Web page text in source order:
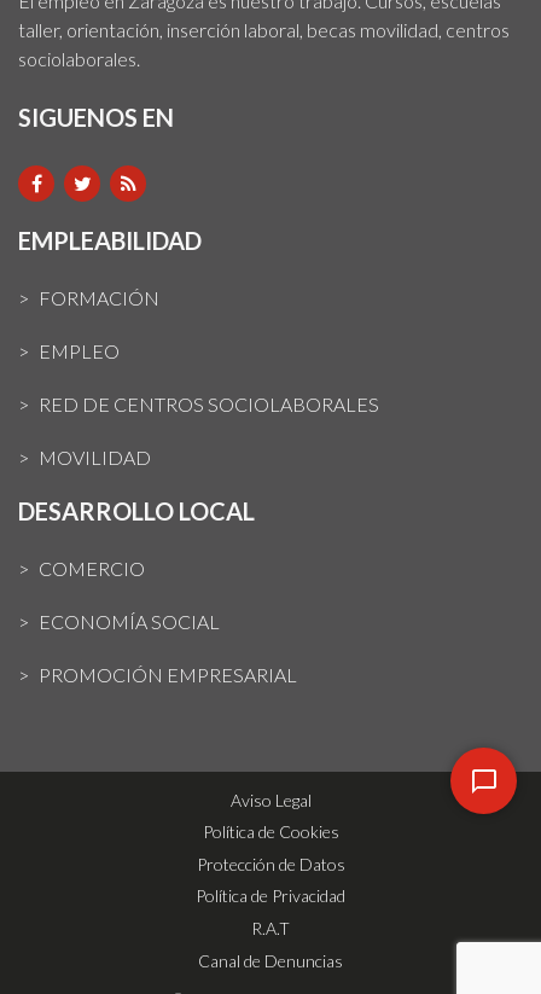
taller, orientación, inserción laboral, becas movilidad, centros
sociolaborales.
SIGUENOS EN
EMPLEABILIDAD
FORMACIÓN
EMPLEO
RED DE CENTROS SOCIOLABORALES
MOVILIDAD
DESARROLLO LOCAL
COMERCIO
ECONOMÍA SOCIAL
PROMOCIÓN EMPRESARIAL
Aviso Legal
Política de Cookies
Protección de Datos
Política de Privacidad
R.A.T
Canal de Denuncias